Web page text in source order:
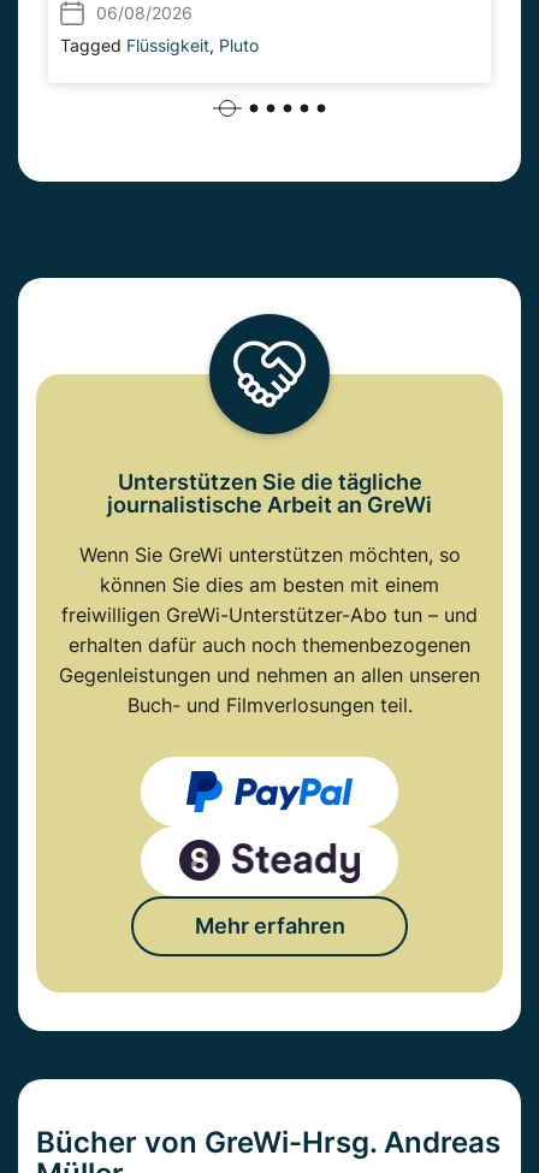
06/08/2026
Tagged Flüssigkeit, Pluto
Unterstützen Sie die tägliche
journalistische Arbeit an GreWi
Wenn Sie GreWi unterstützen möchten, so
können Sie dies am besten mit einem
freiwilligen GreWi-Unterstützer-Abo tun – und
erhalten dafür auch noch themenbezogenen
Gegenleistungen und nehmen an allen unseren
Buch- und Filmverlosungen teil.
Mehr erfahren
Bücher von GreWi-Hrsg. Andreas